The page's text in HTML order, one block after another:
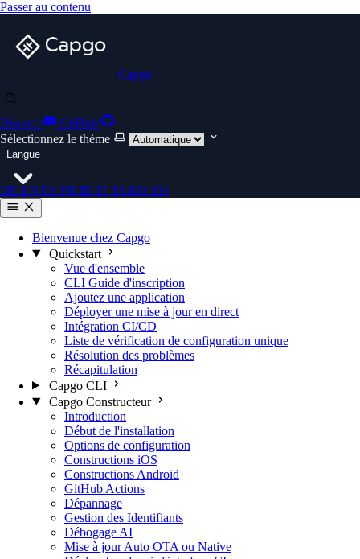
Passer au contenu
Capgo
Discord
GitHub
Sélectionnez le thème
Langue
DE EN ES FR ID IT JA KO ZH
Bienvenue chez Capgo
Quickstart
Vue d'ensemble
CLI Guide d'inscription
Ajoutez une application
Déployer une mise à jour en direct
Intégration CI/CD
Liste de vérification de configuration unique
Résolution des problèmes
Récapitulation
Capgo CLI
Capgo Constructeur
Introduction
Début de l'installation
Options de configuration
Constructions iOS
Constructions Android
GitHub Actions
Dépannage
Gestion des Identifiants
Débogage AI
Mise à jour Auto OTA ou Native